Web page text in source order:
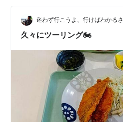
迷わず行こうよ、行けばわかるさ
久々にツーリング🏍